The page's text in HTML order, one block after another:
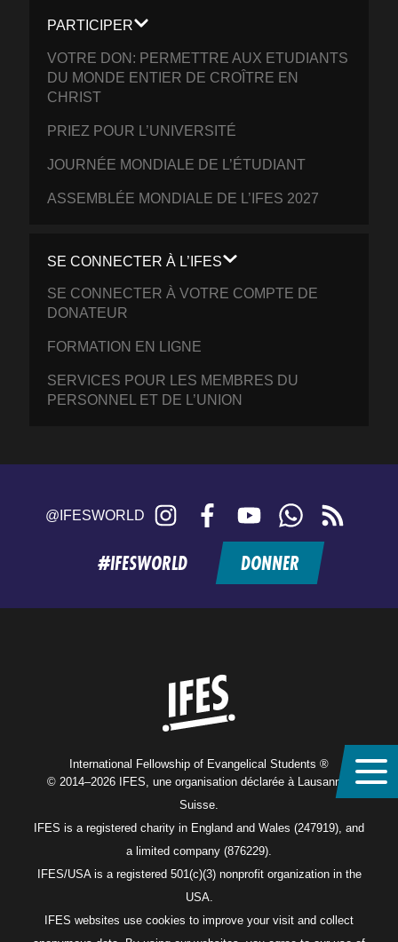
PARTICIPER
VOTRE DON: PERMETTRE AUX ETUDIANTS
DU MONDE ENTIER DE CROÎTRE EN
CHRIST
PRIEZ POUR L’UNIVERSITÉ
JOURNÉE MONDIALE DE L’ÉTUDIANT
ASSEMBLÉE MONDIALE DE L’IFES 2027
SE CONNECTER À L’IFES
SE CONNECTER À VOTRE COMPTE DE
DONATEUR
FORMATION EN LIGNE
SERVICES POUR LES MEMBRES DU
PERSONNEL ET DE L’UNION
@IFESWORLD Instagram FacebookYouTubeWhatsApp
feed
#IFESWORLD DONNER
International Fellowship of Evangelical Students ®
© 2014–2026 IFES, une organisation déclarée à Lausanne,
Suisse.
IFES is a registered charity in England and Wales (247919), and
a limited company (876229).
IFES/USA is a registered 501(c)(3) nonprofit organization in the
USA.
IFES websites use cookies to improve your visit and collect